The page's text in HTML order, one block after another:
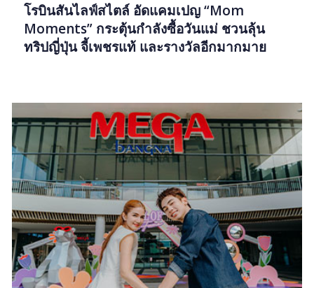
โรบินสันไลฟ์สไตล์ อัดแคมเปญ “Mom
Moments” กระตุ้นกำลังซื้อวันแม่ ชวนลุ้น
ทริปญี่ปุ่น จี้เพชรแท้ และรางวัลอีกมากมาย